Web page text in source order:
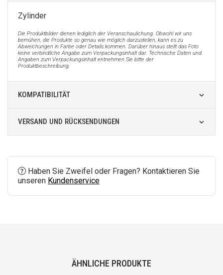
Zylinder
Die Produktbilder dienen lediglich der Veranschaulichung. Obwohl wir uns
bemühen, die Produkte so genau wie möglich darzustellen, kann es zu
Abweichungen in Farbe oder Details kommen. Darüber hinaus stellt das Foto
keine verbindliche Angabe zum Verpackungsinhalt dar. Technische Daten und
Angaben zum Verpackungsinhalt entnehmen Sie bitte der
Produktbeschreibung.
KOMPATIBILITÄT
VERSAND UND RÜCKSENDUNGEN
Haben Sie Zweifel oder Fragen? Kontaktieren Sie
unseren Kundenservice
ÄHNLICHE PRODUKTE